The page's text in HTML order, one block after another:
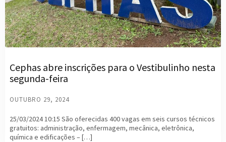
Cephas abre inscrições para o Vestibulinho nesta
segunda-feira
OUTUBRO 29, 2024
25/03/2024 10:15 São oferecidas 400 vagas em seis cursos técnicos
gratuitos: administração, enfermagem, mecânica, eletrônica,
química e edificações – […]